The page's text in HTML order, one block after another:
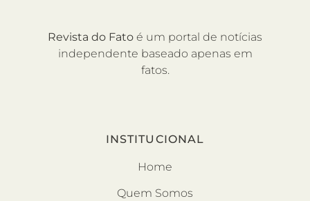
Revista do Fato é um portal de notícias
independente baseado apenas em
fatos.
INSTITUCIONAL
Home
Quem Somos